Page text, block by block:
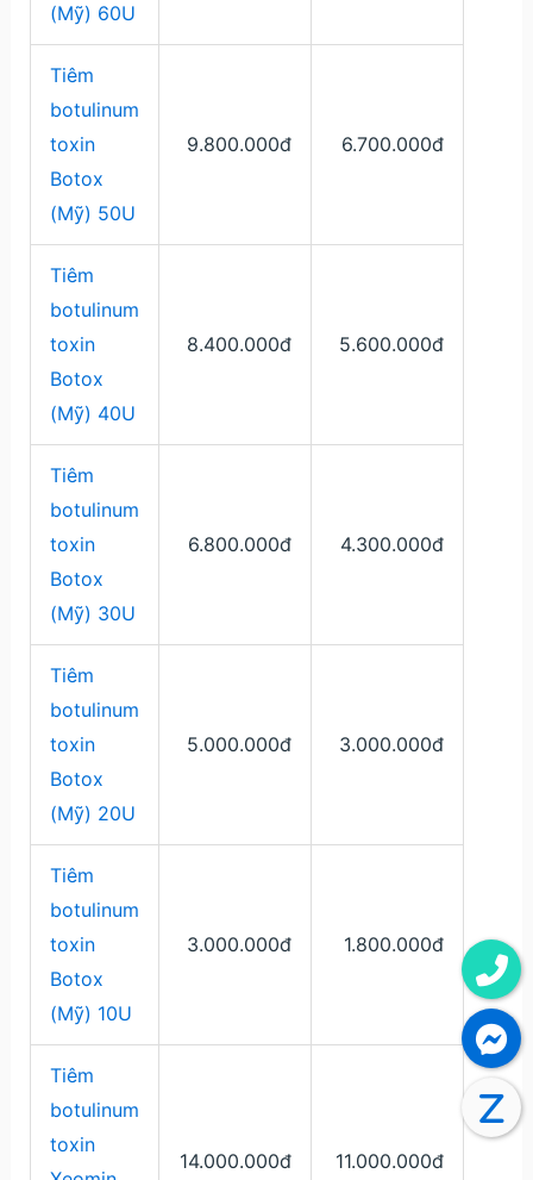
(Mỹ) 60U
Tiêm
botulinum
toxin
Botox
(Mỹ) 50U
9.800.000đ 6.700.000đ
Tiêm
botulinum
toxin
Botox
(Mỹ) 40U
8.400.000đ 5.600.000đ
Tiêm
botulinum
toxin
Botox
(Mỹ) 30U
6.800.000đ 4.300.000đ
Tiêm
botulinum
toxin
Botox
(Mỹ) 20U
5.000.000đ 3.000.000đ
Tiêm
botulinum
toxin
Botox
(Mỹ) 10U
3.000.000đ 1.800.000đ
Tiêm
botulinum
toxin
14.000.000đ 11.000.000đ